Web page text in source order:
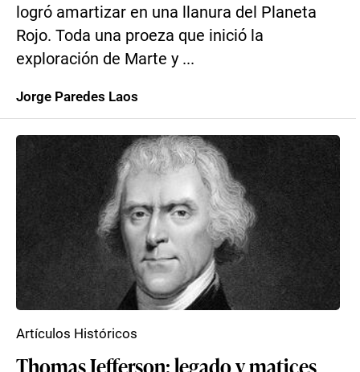
logró amartizar en una llanura del Planeta
Rojo. Toda una proeza que inició la
exploración de Marte y ...
Jorge Paredes Laos
Thomas Jefferson: legado y matices
Artículos Históricos